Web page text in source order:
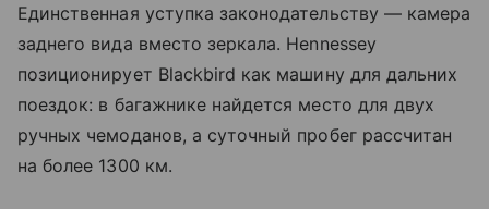
Единственная уступка законодательству — камера
заднего вида вместо зеркала. Hennessey
позиционирует Blackbird как машину для дальних
поездок: в багажнике найдется место для двух
ручных чемоданов, а суточный пробег рассчитан
на более 1300 км.